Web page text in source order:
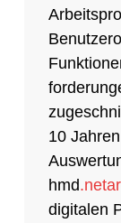
10
hmd
digitalen